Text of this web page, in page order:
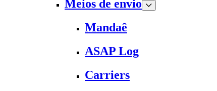
Meios de envio
Mandaê
ASAP Log
Carriers